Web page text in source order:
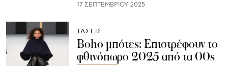
17 ΣΕΠΤΕΜΒΡΊΟΥ 2025
ΤΑΣΕΙΣ
Boho μπότες: Επιστρέφουν το
φθινόπωρο 2025 από τα 00s